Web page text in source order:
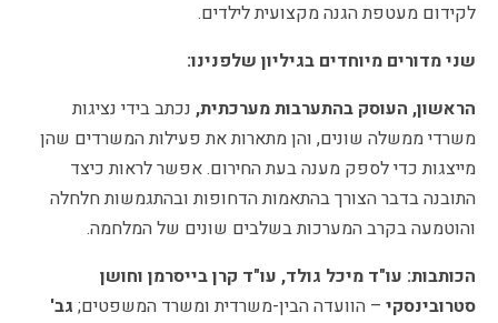
לקידום מעטפת הגנה מקצועית לילדים.
שני מדורים מיוחדים בגיליון שלפנינו:
הראשון, העוסק בהתערבות מערכתית, נכתב בידי נציגות
משרדי ממשלה שונים, והן מתארות את פעילות המשרדים שהן
מייצגות כדי לספק מענה בעת החירום. אפשר לראות כיצד
התובנה בדבר הצורך בהתאמות הדחופות ובהתגמשות חלחלה
והוטמעה בקרב המערכות בשלבים שונים של המלחמה.
הכותבות: עו"ד מיכל גולד, עו"ד קרן בייסרמן וחושן
סטרובינסקי – הוועדה הבין-משרדית ומשרד המשפטים; גב'